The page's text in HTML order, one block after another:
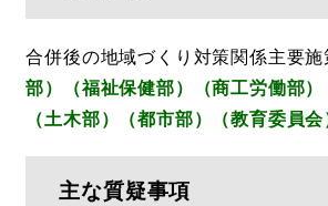
合併後の地域づくり対策関係主要施
部）（福祉保健部）（商工労働部）
（土木部）（都市部）（教育委員会
主な質疑事項